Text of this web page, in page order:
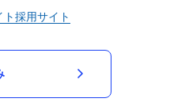
採用サイト